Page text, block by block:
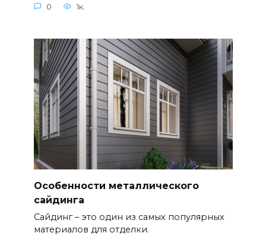
0 1к.
Особенности металлического
сайдинга
Сайдинг – это один из самых популярных
материалов для отделки.